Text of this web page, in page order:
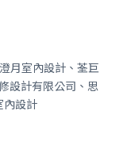
月室內設計、荃巨
設計有限公司、思
設計